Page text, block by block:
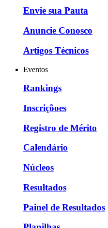
Envie sua Pauta
Anuncie Conosco
Artigos Técnicos
Eventos
Rankings
Inscriçõoes
Registro de Mérito
Calendário
Núcleos
Resultados
Painel de Resultados